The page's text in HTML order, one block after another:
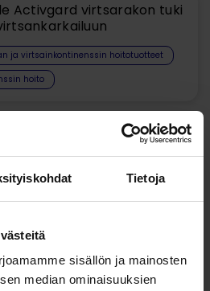
Tietoja
sisällön ja mainosten
median ominaisuuksien
Activgard virtsarakon tuki
ja virtsainkontinenssin hoitotuotteet​
hoito
ja virtsainkontinenssin hoitotuotteet​
kohdun ja vaginan
hoitoon
ja virtsainkontinenssin hoitotuotteet​